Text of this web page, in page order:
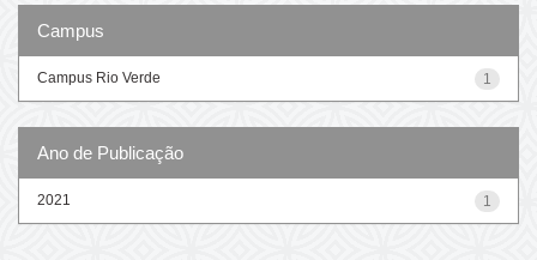
Campus
1
Campus Rio Verde
Ano de Publicação
1
2021